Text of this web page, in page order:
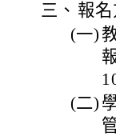
三、 報名
(一)
(二)